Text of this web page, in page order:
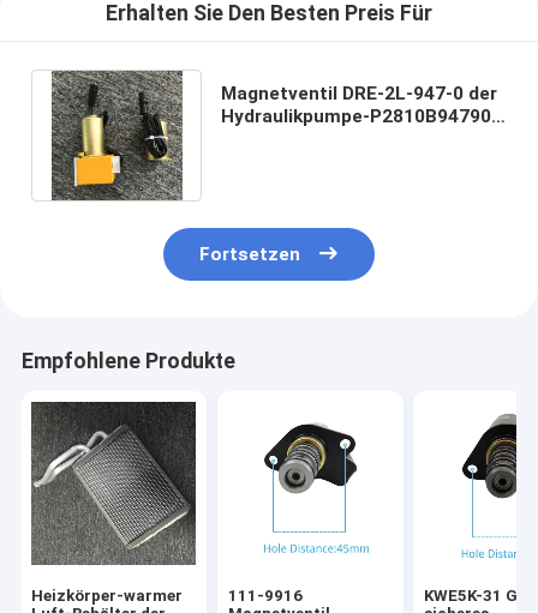
Erhalten Sie Den Besten Preis Für
Magnetventil DRE-2L-947-0 der
Hydraulikpumpe-P2810B94790
Fortsetzen
Empfohlene Produkte
Heizkörper-warmer
111-9916
KWE5K-31